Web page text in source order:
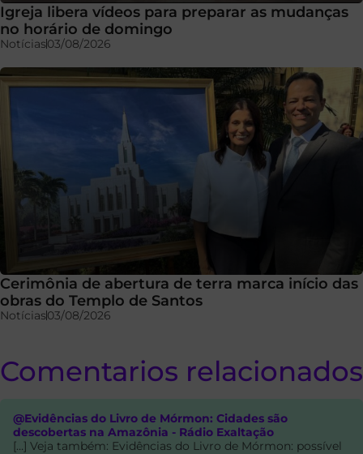
Igreja libera vídeos para preparar as mudanças
no horário de domingo
Notícias03/08/2026
Cerimônia de abertura de terra marca início das
obras do Templo de Santos
Notícias03/08/2026
Comentarios relacionados
@Evidências do Livro de Mórmon: Cidades são
descobertas na Amazônia - Rádio Exaltação
[…] Veja também: Evidências do Livro de Mórmon: possível